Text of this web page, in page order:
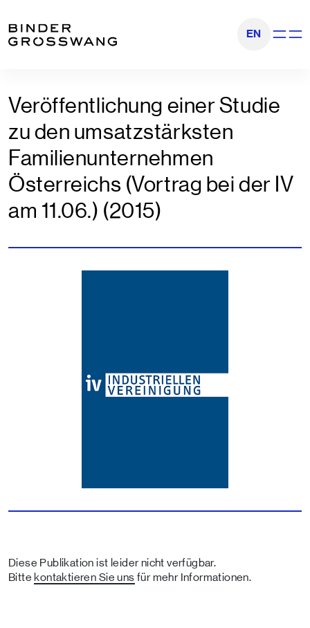
EN
Veröffentlichung einer Studie
zu den umsatzstärksten
Familienunternehmen
Österreichs (Vortrag bei der IV
am 11.06.) (2015)
Diese Publikation ist leider nicht verfügbar.
Bitte kontaktieren Sie uns für mehr Informationen.